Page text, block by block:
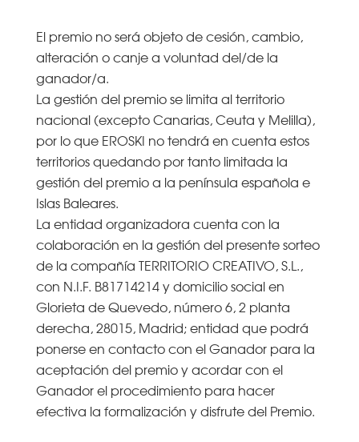
El premio no será objeto de cesión, cambio,
alteración o canje a voluntad del/de la
ganador/a.
La gestión del premio se limita al territorio
nacional (excepto Canarias, Ceuta y Melilla),
por lo que EROSKI no tendrá en cuenta estos
territorios quedando por tanto limitada la
gestión del premio a la península española e
Islas Baleares.
La entidad organizadora cuenta con la
colaboración en la gestión del presente sorteo
de la compañía TERRITORIO CREATIVO, S.L.,
con N.I.F. B81714214 y domicilio social en
Glorieta de Quevedo, número 6, 2 planta
derecha, 28015, Madrid; entidad que podrá
ponerse en contacto con el Ganador para la
aceptación del premio y acordar con el
Ganador el procedimiento para hacer
efectiva la formalización y disfrute del Premio.